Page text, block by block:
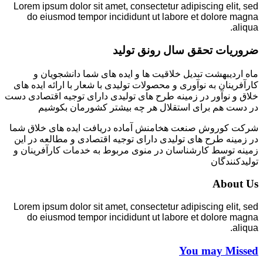
Lorem ipsum dolor sit amet, consectetur adipiscing elit, sed
do eiusmod tempor incididunt ut labore et dolore magna
aliqua.
ضروریات تحقق سال رونق تولید
ماه اردیبهشت تبدیل خلاقیت ها و ایده های شما دانشجویان و
کارآفرینان به نوآوری و محصولات تولیدی با شعار با ارائه ایده های
خلاق و نوآور در زمینه طرح های تولیدی دارای توجیه اقتصادی دست
در دست هم برای استقلال هر چه بیشتر کشورمان بکوشیم
شرکت کوروش صنعت هخامنش آماده دریافت ایده های خلاق شما
در زمینه طرح های تولیدی دارای توجیه اقتصادی و مطالعه در این
زمینه توسط کارشناسان در منوی مربوط به خدمات کارآفرینان و
تولیدکنندگان
About Us
Lorem ipsum dolor sit amet, consectetur adipiscing elit, sed
do eiusmod tempor incididunt ut labore et dolore magna
aliqua.
You may Missed